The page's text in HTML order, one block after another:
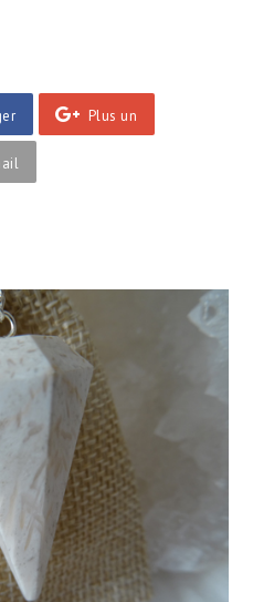
Plus un